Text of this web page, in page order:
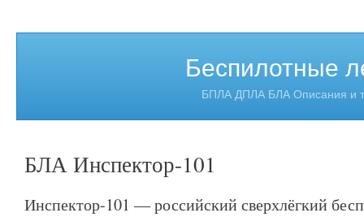
Беспилотные
БПЛА ДПЛА БЛА Описания и
БЛА Инспектор-101
Инспектор-101 — российский сверхлёгкий